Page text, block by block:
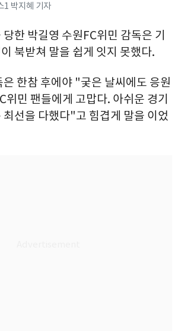
박지혜 기자
한 박길영 수원FC위민 감독은 기
북받쳐 말을 쉽게 잇지 못했다.
한참 후에야 "궂은 날씨에도 응원
위민 팬들에게 고맙다. 아쉬운 경기
최선을 다했다"고 힘겹게 말을 이었